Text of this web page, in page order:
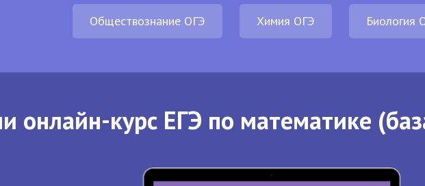
Обществознание ОГЭ Химия ОГЭ Биология
онлайн-курс ЕГЭ по математике